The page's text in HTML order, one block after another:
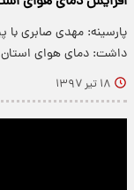
پارسینه: مهدی صابری
داشت: دمای هوای
۱۸ تیر ۱۳۹۷